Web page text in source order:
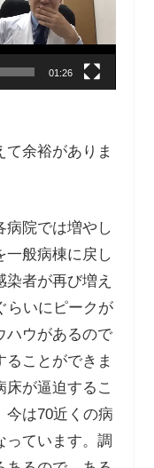
01:26
余裕がありま
院では増やし
一般病棟に戻し
者が再び増え
らいにピークが
ハウがあるので
ことができま
が逼迫するこ
今は70近くの病
っています。調